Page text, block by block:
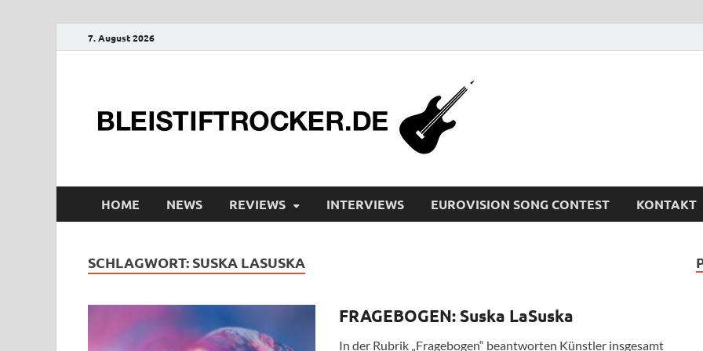
7. August 2026
HOME NEWS REVIEWS INTERVIEWS EUROVISION SONG CONTEST KONTAKT
SCHLAGWORT: SUSKA LASUSKA
FRAGEBOGEN: Suska LaSuska
In der Rubrik „Fragebogen“ beantworten Künstler insgesamt